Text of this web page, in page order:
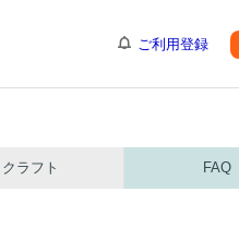
ご利用登録
クラフト FAQ